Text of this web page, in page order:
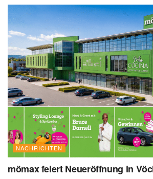
NACHRICHTEN
mömax feiert Neueröffnung in